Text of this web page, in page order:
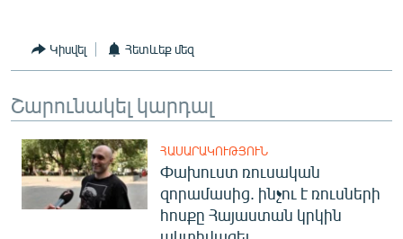
Կիսվել Հետևեք մեզ
Շարունակել կարդալ
ՀԱՍԱՐԱԿՈՒԹՅՈՒՆ
Փախուստ ռուսական
զորամասից. ինչու է ռուսների
հոսքը Հայաստան կրկին